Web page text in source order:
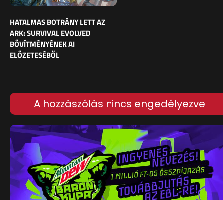
HATALMAS BOTRÁNY LETT AZ
ARK: SURVIVAL EVOLVED
BŐVÍTMÉNYÉNEK AI
ELŐZETESÉBŐL
A hozzászólás nincs engedélyezve